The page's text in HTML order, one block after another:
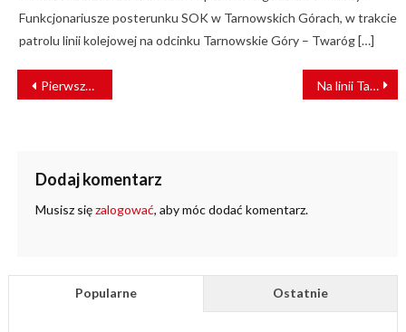
Funkcjonariusze posterunku SOK w Tarnowskich Górach, w trakcie
patrolu linii kolejowej na odcinku Tarnowskie Góry – Twaróg […]
NAWIGACJA
WPISU
Pierwszy tramwaj przejedzie po al. Pawła Adamowicza jeszcze w tym miesiącu Na linii Tarnów – Nowy Sącz – Krynica Zdrów PKP PLK wprowadza komunikację zastępczą
Dodaj komentarz
Musisz sięzalogować, aby móc dodać komentarz.
Popularne Ostatnie